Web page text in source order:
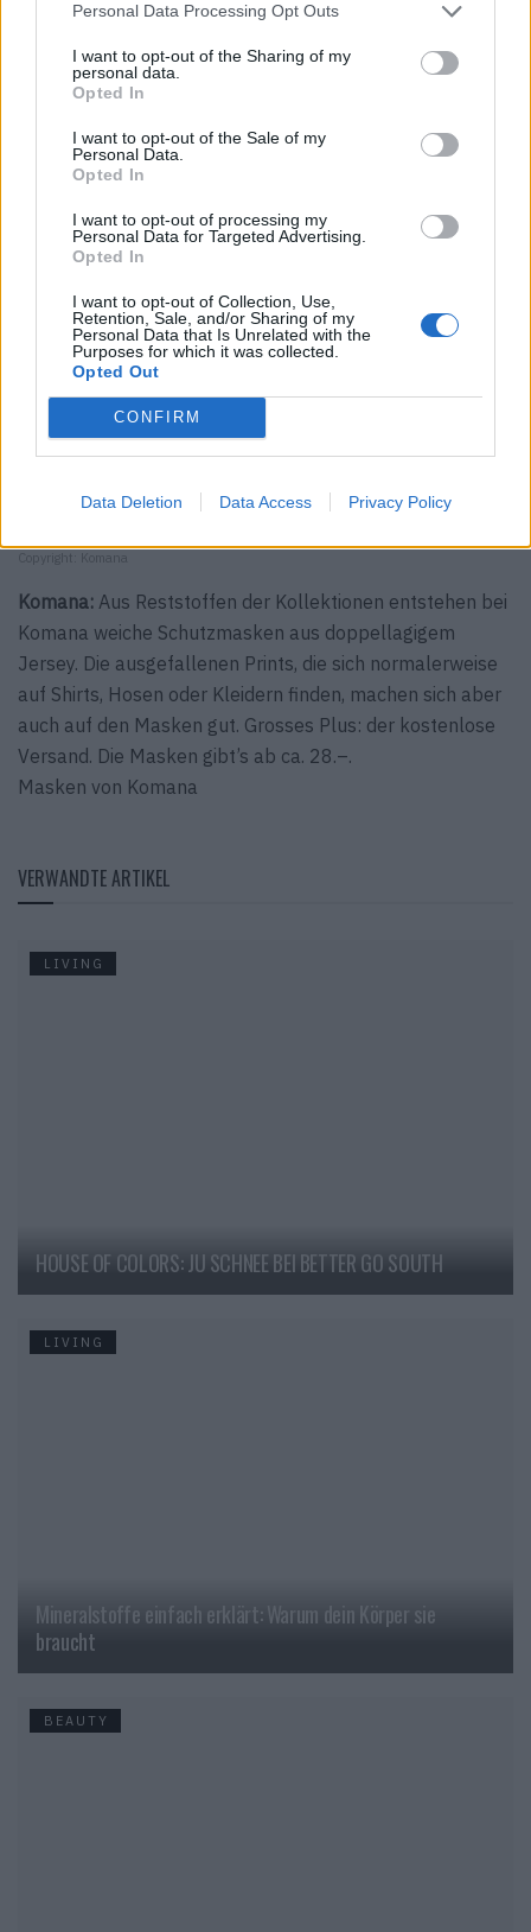
Personal Data Processing Opt Outs
I want to opt-out of the Sharing of my
personal data.
Opted In
I want to opt-out of the Sale of my
Personal Data.
Opted In
I want to opt-out of processing my
Personal Data for Targeted Advertising.
Opted In
I want to opt-out of Collection, Use,
Retention, Sale, and/or Sharing of my
Personal Data that Is Unrelated with the
Purposes for which it was collected.
Opted Out
CONFIRM
Data Deletion Data Access Privacy Policy
bis hin zu verspielt mit Prints gibt’s zudem Ketten mit
Manteltasche verstauen müssen. Die Gesichtsmasken
gibt’s je nach Modell ab ca. 9.–.
Masken von Just Style
Copyright: The Blue suit
Name Programm, den alles dreht sich hier um Denim.
Anzüge, Kleider und Co. finden sich genauso im Sortiment
wie coole Gesichtsmasken aus unserem liebsten blauen
Stoff. Die Masken gibt’s ab ca. 20.–.
Masken von The Blue suit
Copyright: Komana
Komana: Aus Reststoffen der Kollektionen entstehen bei
Komana weiche Schutzmasken aus doppellagigem
Jersey. Die ausgefallenen Prints, die sich normalerweise
auf Shirts, Hosen oder Kleidern finden, machen sich aber
auch auf den Masken gut. Grosses Plus: der kostenlose
Versand. Die Masken gibt’s ab ca. 28.–.
Masken von Komana
VERWANDTE ARTIKEL
LIVING
HOUSE OF COLORS: JU SCHNEE BEI BETTER GO SOUTH
LIVING
Mineralstoffe einfach erklärt: Warum dein Körper sie
braucht
BEAUTY